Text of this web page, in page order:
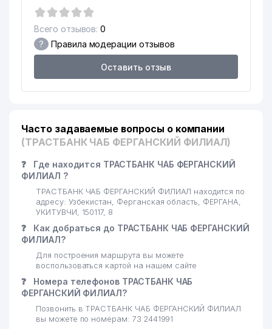
Всего отзывов: 0
? Правила модерации отзывов
Оставить отзыв
Часто задаваемые вопросы о компании
(ТРАСТБАНК ЧАБ ФЕРГАНСКИЙ ФИЛИАЛ)
❓
Где находится ТРАСТБАНК ЧАБ ФЕРГАНСКИЙ
ФИЛИАЛ ?
ТРАСТБАНК ЧАБ ФЕРГАНСКИЙ ФИЛИАЛ находится по
адресу: Узбекистан, Ферганская область, ФЕРГАНА,
УКИТУВЧИ, 150117, 8
❓
Как добраться до ТРАСТБАНК ЧАБ ФЕРГАНСКИЙ
ФИЛИАЛ?
Для построения маршрута вы можете
воспользоваться картой на нашем сайте
❓
Номера телефонов ТРАСТБАНК ЧАБ
ФЕРГАНСКИЙ ФИЛИАЛ?
Позвонить в ТРАСТБАНК ЧАБ ФЕРГАНСКИЙ ФИЛИАЛ
вы можете по номерам: 73 2441991